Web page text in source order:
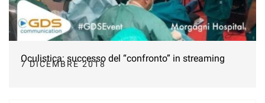
Oculistica: successo del “confronto” in streaming
7 DICEMBRE 2018